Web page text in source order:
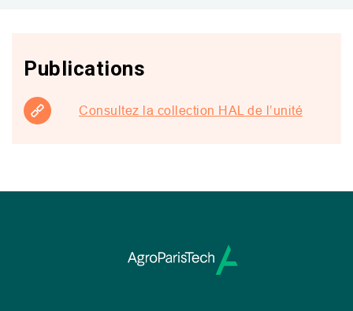
Publications
Consultez la collection HAL de l’unité